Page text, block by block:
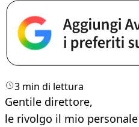
3 min di lettura
Gentile direttore,
le rivolgo il mio